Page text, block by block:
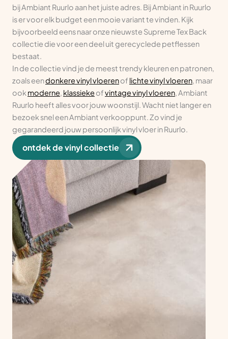
bij Ambiant Ruurlo aan het juiste adres. Bij Ambiant in Ruurlo
is er voor elk budget een mooie variant te vinden. Kijk
bijvoorbeeld eens naar onze nieuwste Supreme Tex Back
collectie die voor een deel uit gerecyclede petflessen
bestaat.
In de collectie vind je de meest trendy kleuren en patronen,
zoals eendonkere vinyl vloerenof lichte vinyl vloeren, maar
ook moderne, klassiekeofvintage vinyl vloeren, Ambiant
Ruurlo heeft alles voor jouw woonstijl. Wacht niet langer en
bezoek snel een Ambiant verkooppunt. Zo vind je
gegarandeerd jouw persoonlijk vinyl vloer in Ruurlo.
ontdek de vinyl collectie